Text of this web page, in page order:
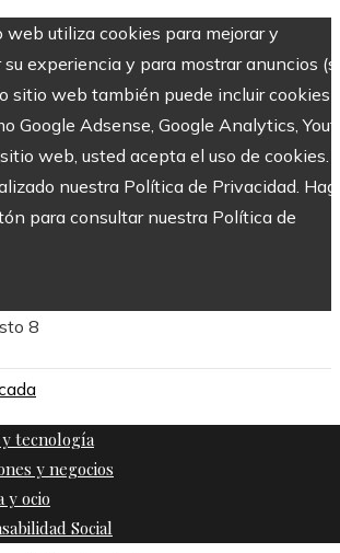
web utiliza cookies para mejorar y
su experiencia y para mostrar anuncios
sitio web también puede incluir cookies
Google Adsense, Google Analytics,
web, usted acepta el uso de cookies.
nuestra Política de Privacidad.
para consultar nuestra Política de
8
y tecnología
y negocios
y ocio
Social